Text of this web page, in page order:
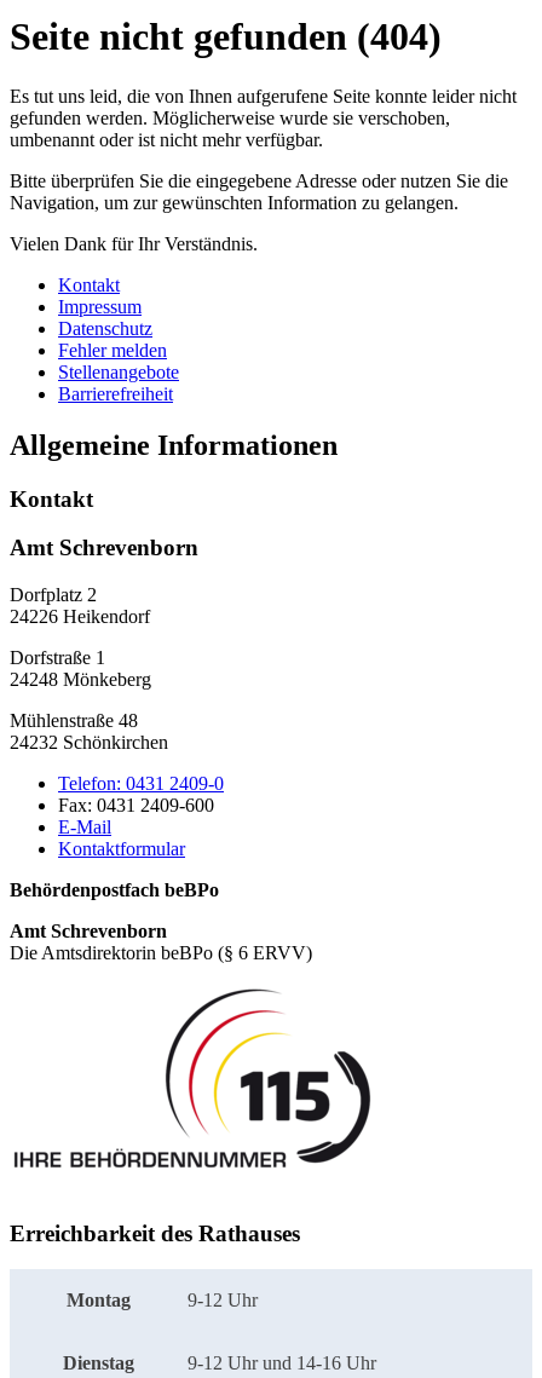
Seite nicht gefunden (404)
Es tut uns leid, die von Ihnen aufgerufene Seite konnte leider nicht
gefunden werden. Möglicherweise wurde sie verschoben,
umbenannt oder ist nicht mehr verfügbar.
Bitte überprüfen Sie die eingegebene Adresse oder nutzen Sie die
Navigation, um zur gewünschten Information zu gelangen.
Vielen Dank für Ihr Verständnis.
Kontakt
Impressum
Datenschutz
Fehler melden
Stellenangebote
Barrierefreiheit
Allgemeine Informationen
Kontakt
Amt Schrevenborn
Dorfplatz 2
24226 Heikendorf
Dorfstraße 1
24248 Mönkeberg
Mühlenstraße 48
24232 Schönkirchen
Telefon: 0431 2409-0
Fax: 0431 2409-600
E-Mail
Kontaktformular
Behördenpostfach beBPo
Amt Schrevenborn
Die Amtsdirektorin beBPo (§ 6 ERVV)
Erreichbarkeit des Rathauses
Montag 9-12 Uhr
Dienstag 9-12 Uhr und 14-16 Uhr